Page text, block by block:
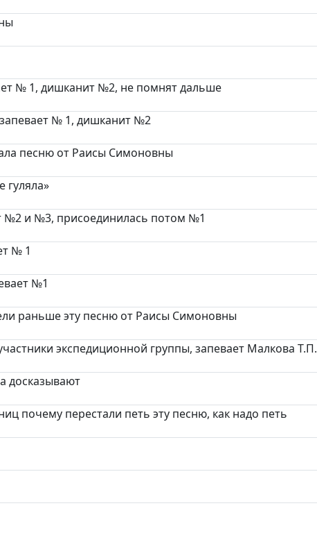
№ 1, дишканит №2, не помнят дальше
№ 1, дишканит №2
песню от Раисы Симоновны
№2 и №3, присоединилась потом №1
№ 1
№1
раньше эту песню от Раисы Симоновны
экспедиционной группы, запевает Малкова Т.П.
досказывают
почему перестали петь эту песню, как надо петь